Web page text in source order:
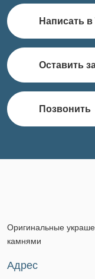
Написать в
Оставить
Позвонить
Оригинальные
камнями
Адрес